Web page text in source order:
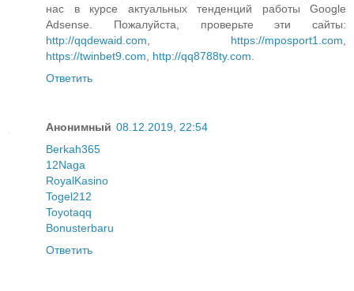
нас в курсе актуальных тенденций работы Google
Adsense. Пожалуйста, проверьте эти сайты:
http://qqdewaid.com
https://mposport1.com
https://twinbet9.com
http://qq8788ty.com
Ответить
Анонимный 08.12.2019, 22:54
Berkah365
12Naga
RoyalKasino
Togel212
Toyotaqq
Bonusterbaru
Ответить